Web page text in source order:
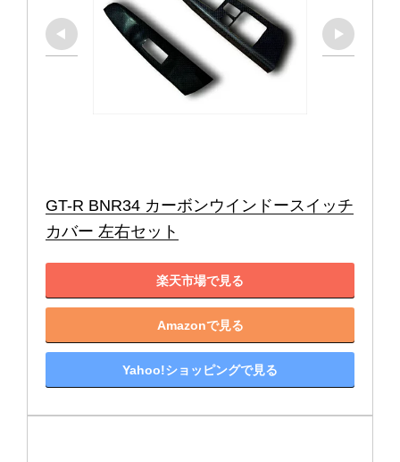
GT-R BNR34 カーボンウインドースイッチ
カバー 左右セット
楽天市場で見る
Amazonで見る
Yahoo!ショッピングで見る